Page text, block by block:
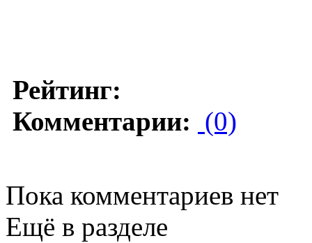
Рейтинг:
Комментарии: (0)
Пока комментариев нет
Ещё в разделе